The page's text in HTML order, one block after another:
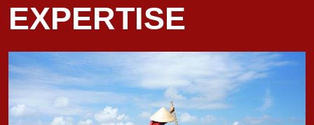
EXPERTISE